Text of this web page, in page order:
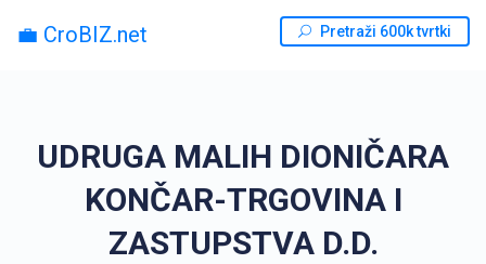
💼 CroBIZ.net Pretraži 600k tvrtki
UDRUGA MALIH DIONIČARA
KONČAR-TRGOVINA I
ZASTUPSTVA D.D.